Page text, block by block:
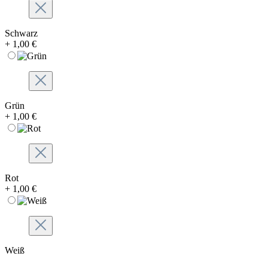
Schwarz
+ 1,00 €
Grün
+ 1,00 €
Rot
+ 1,00 €
Weiß